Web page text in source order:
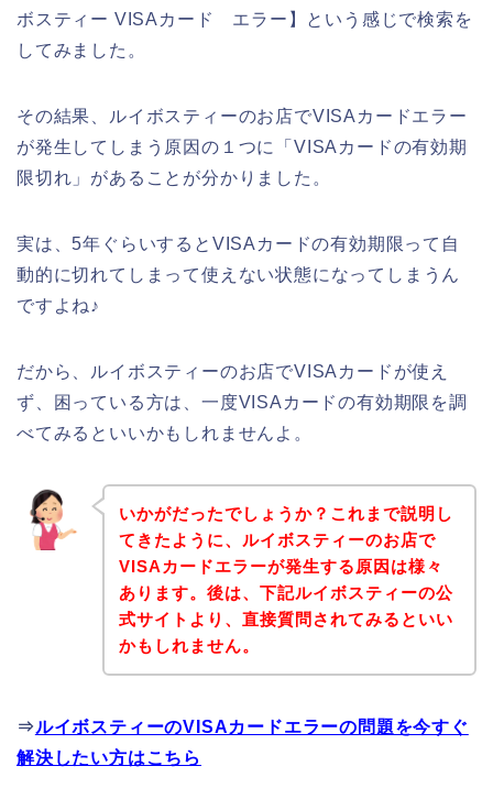
ボスティー VISAカード エラー】という感じで検索を
してみました。
その結果、ルイボスティーのお店でVISAカードエラー
が発生してしまう原因の１つに「VISAカードの有効期
限切れ」があることが分かりました。
実は、5年ぐらいするとVISAカードの有効期限って自
動的に切れてしまって使えない状態になってしまうん
ですよね♪
だから、ルイボスティーのお店でVISAカードが使え
ず、困っている方は、一度VISAカードの有効期限を調
べてみるといいかもしれませんよ。
いかがだったでしょうか？これまで説明し
てきたように、ルイボスティーのお店で
VISAカードエラーが発生する原因は様々
あります。後は、下記ルイボスティーの公
式サイトより、直接質問されてみるといい
かもしれません。
⇒ルイボスティーのVISAカードエラーの問題を今すぐ
解決したい方はこちら